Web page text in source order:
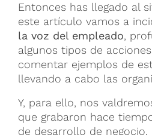
Entonces has llegado al
este artículo vamos a
la voz del empleado,
algunos tipos de
comentar ejemplos de
llevando a cabo las
Y, para ello, nos
que grabaron hace
de desarrollo de negocio,